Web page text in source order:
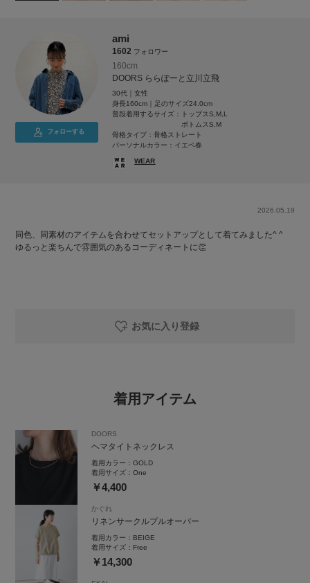
フォローする
ami
1602 フォロワー
160cm
DOORS ららぽーと立川立飛
30代｜女性
身長160cm｜足のサイズ24.0cm
普段着用するサイズ：
トップスS,M,L
ボトムスS,M
骨格タイプ：骨格ストレート
パーソナルカラー：イエベ春
WEAR
2026.05.19
同色、同素材のアイテムを合わせてセットアップとして着てみました^ ^
ゆるっと楽ちんで雰囲気のあるコーディネートに👏
お気に入り登録
着用アイテム
DOORS
ヘマタイトネックレス
着用カラー：GOLD
着用サイズ：One
￥4,400
かぐれ
リネンサークルプルオーバー
着用カラー： BEIGE
着用サイズ： Free
￥14,300